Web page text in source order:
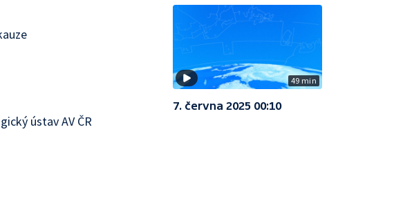
ústav AV ČR
49 min
7. června 2025 00:10